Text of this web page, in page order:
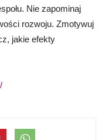
Nie zapominaj
rozwoju. Zmotywuj
jakie efekty